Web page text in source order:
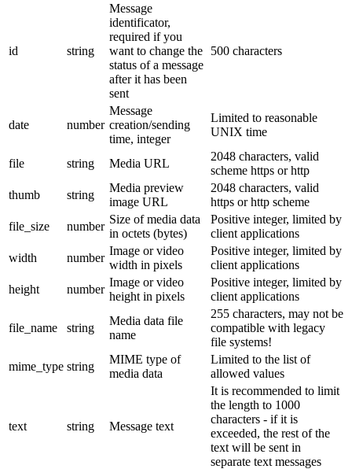
id string
Message
identificator,
required if you
want to change the
status of a message
after it has been
sent
500 characters
date number
Message
creation/sending
time, integer
Limited to reasonable
UNIX time
file string Media URL
2048 characters, valid
scheme https or http
thumb
string
Media preview
image URL
2048 characters, valid
https or http scheme
file_size
number
Size of media data
in octets (bytes)
Positive integer, limited by
client applications
width
number
Image or video
width in pixels
Positive integer, limited by
client applications
height
number
Image or video
height in pixels
Positive integer, limited by
client applications
file_name string
Media data file
name
255 characters, may not be
compatible with legacy
file systems!
mime_type string
MIME type of
media data
Limited to the list of
allowed values
text string Message text
It is recommended to limit
the length to 1000
characters - if it is
exceeded, the rest of the
text will be sent in
separate text messages